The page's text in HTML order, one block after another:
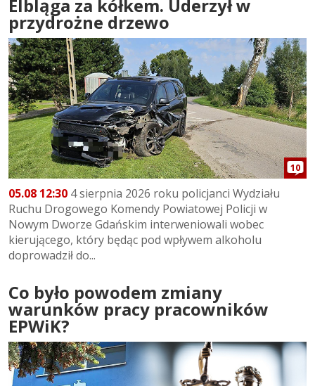
Elbląga za kółkem. Uderzył w
przydrożne drzewo
10
05.08 12:30 4 sierpnia 2026 roku policjanci Wydziału
Ruchu Drogowego Komendy Powiatowej Policji w
Nowym Dworze Gdańskim interweniowali wobec
kierującego, który będąc pod wpływem alkoholu
doprowadził do...
Co było powodem zmiany
warunków pracy pracowników
EPWiK?